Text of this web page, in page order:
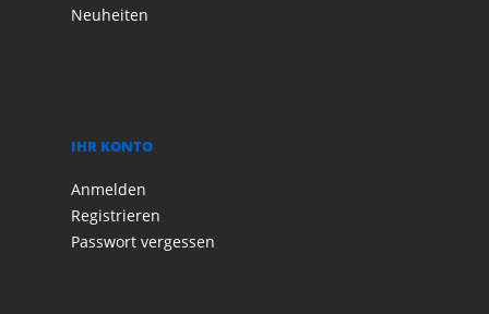
Neuheiten
IHR KONTO
Anmelden
Registrieren
Passwort vergessen